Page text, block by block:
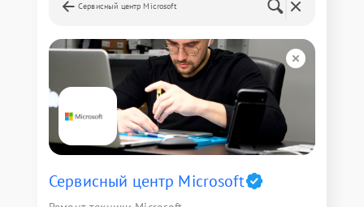
Сервисный центр Microsoft
Сервисный центр Microsoft